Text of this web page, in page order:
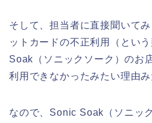
そして、担当者に直接聞いて
ットカードの不正利用（とい
Soak（ソニックソーク）のお
利用できなかったみたい理由み
なので、Sonic Soak（ソニッ